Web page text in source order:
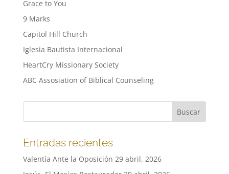
Grace to You
9 Marks
Capitol Hill Church
Iglesia Bautista Internacional
HeartCry Missionary Society
ABC Assosiation of Biblical Counseling
Entradas recientes
Valentía Ante la Oposición 29 abril, 2026